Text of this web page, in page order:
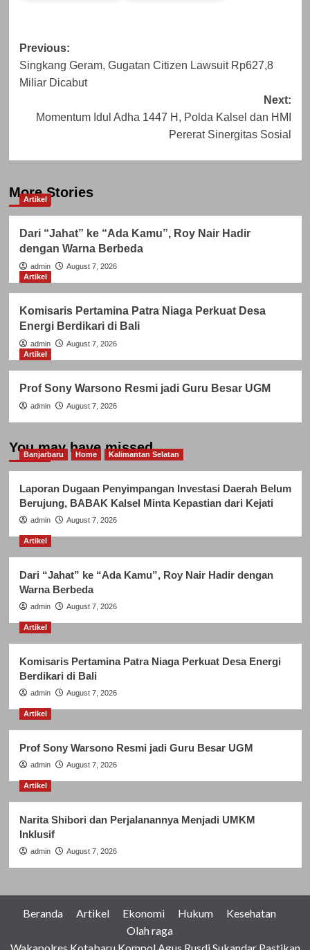
Post
navigation
Previous:
Singkang Geram, Gugatan Citizen Lawsuit Rp627,8
Miliar Dicabut
Next:
Momentum Idul Adha 1447 H, Polda Kalsel dan HMI
Pererat Sinergitas Sosial
More Stories
Artikel
Dari “Jahat” ke “Ada Kamu”, Roy Nair Hadir
dengan Warna Berbeda
admin
August 7, 2026
Artikel
Komisaris Pertamina Patra Niaga Perkuat Desa
Energi Berdikari di Bali
admin
August 7, 2026
Artikel
Prof Sony Warsono Resmi jadi Guru Besar UGM
admin August 7, 2026
You may have missed
Banjarbaru Home Kalimantan Selatan
Laporan Dugaan Penyimpangan Investasi Daerah Belum
Berujung, BABAK Kalsel Minta Kepastian dari Kejati
admin August 7, 2026
Artikel
Dari “Jahat” ke “Ada Kamu”, Roy Nair Hadir dengan
Warna Berbeda
admin August 7, 2026
Artikel
Komisaris Pertamina Patra Niaga Perkuat Desa Energi
Berdikari di Bali
admin August 7, 2026
Artikel
Prof Sony Warsono Resmi jadi Guru Besar UGM
admin August 7, 2026
Artikel
Narita Shibori dan Perjalanannya Menjadi UMKM
Inklusif
admin August 7, 2026
Beranda Artikel Ekonomi Hukum
Kesehatan
Olah raga
Wakapolres Kotabaru Kompol Agus Rusdi Sukandar Pastikan